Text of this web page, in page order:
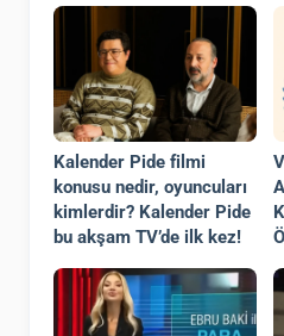
Kalender Pide filmi
konusu nedir, oyuncuları
kimlerdir? Kalender Pide
bu akşam TV’de ilk kez!